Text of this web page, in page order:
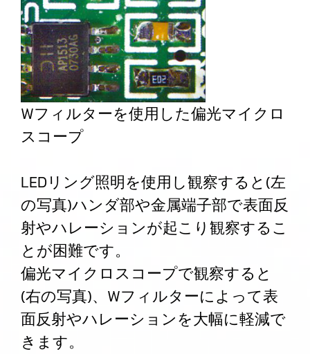
Wフィルターを使用した偏光マイクロ
スコープ
LEDリング照明を使用し観察すると(左
の写真)ハンダ部や金属端子部で表面反
射やハレーションが起こり観察するこ
とが困難です。
偏光マイクロスコープで観察すると
(右の写真)、Wフィルターによって表
面反射やハレーションを大幅に軽減で
きます。